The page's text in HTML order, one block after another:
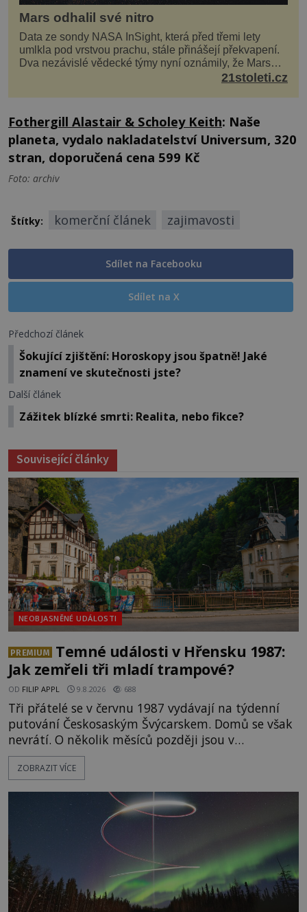
Mars odhalil své nitro
Data ze sondy NASA InSight, která před třemi lety
umlkla pod vrstvou prachu, stále přinášejí překvapení.
Dva nezávislé vědecké týmy nyní oznámily, že Mars
má nejen plášť plný trosek z dávných impaktů,...21stoleti.cz
Fothergill Alastair & Scholey Keith: Naše
planeta, vydalo nakladatelství Universum, 320
stran, doporučená cena 599 Kč
Foto: archiv
Štítky: komerční článek zajimavosti
Sdílet na Facebooku
Sdílet na X
Předchozí článek
Šokující zjištění: Horoskopy jsou špatně! Jaké
znamení ve skutečnosti jste?
Další článek
Zážitek blízké smrti: Realita, nebo fikce?
Související články
NEOBJASNĚNÉ UDÁLOSTI
PREMIUM
Temné události v Hřensku 1987:
Jak zemřeli tři mladí trampové?
OD FILIP APPL 9.8.2026 688
Tři přátelé se v červnu 1987 vydávají na týdenní
putování Českosaským Švýcarskem. Domů se však
nevrátí. O několik měsíců později jsou v
nepřístupných skalách u Hřenska nalezeny jejich
kostry – a s nimi stopy, které se jen obtížně slučují
přírodní živel, neznámý útočník, nebo někdo, koho
tehdejší režim nechtěl odhalit? [gallery
ids="171131,171132,1711
ZOBRAZIT VÍCE